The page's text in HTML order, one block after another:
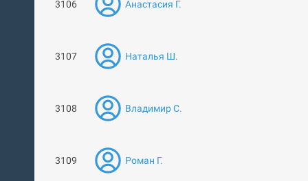
3106 Анастасия Г.
3107 Наталья Ш.
3108 Владимир С.
3109 Роман Г.